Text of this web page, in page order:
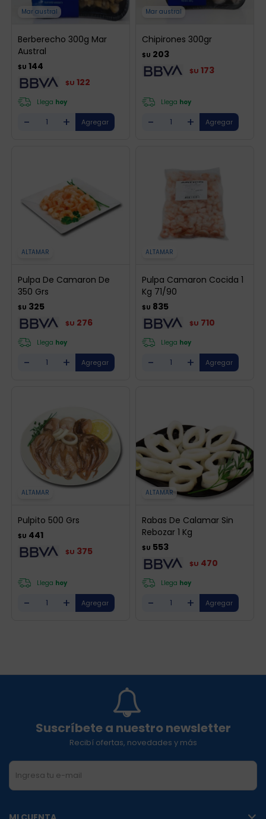
Mar austral
Berberecho 300g Mar
Austral
$U 144
$U 122
Llega hoy
- +
Mar austral
Chipirones 300gr
$U 203
$U 173
Llega hoy
- +
ALTAMAR
Pulpa De Camaron De
350 Grs
$U 325
$U 276
Llega hoy
- +
ALTAMAR
Pulpa Camaron Cocida 1
Kg 71/90
$U 835
$U 710
Llega hoy
- +
ALTAMAR
Pulpito 500 Grs
$U 441
$U 375
Llega hoy
- +
ALTAMAR
Rabas De Calamar Sin
Rebozar 1 Kg
$U 553
$U 470
Llega hoy
- +
Suscríbete a nuestro newsletter
Recibí ofertas, novedades y más